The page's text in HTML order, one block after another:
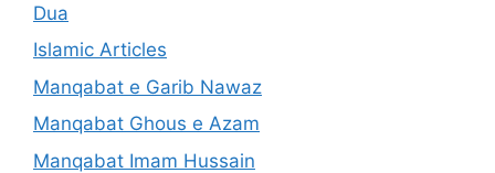
Dua
Islamic Articles
Manqabat e Garib Nawaz
Manqabat Ghous e Azam
Manqabat Imam Hussain